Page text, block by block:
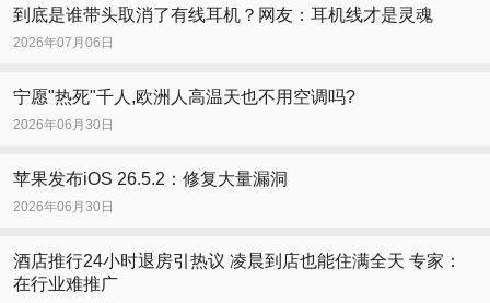
到底是谁带头取消了有线耳机？网友：耳机线才是灵魂
2026年07月06日
宁愿"热死"千人,欧洲人高温天也不用空调吗?
2026年06月30日
苹果发布iOS 26.5.2：修复大量漏洞
2026年06月30日
酒店推行24小时退房引热议 凌晨到店也能住满全天 专家：
在行业难推广